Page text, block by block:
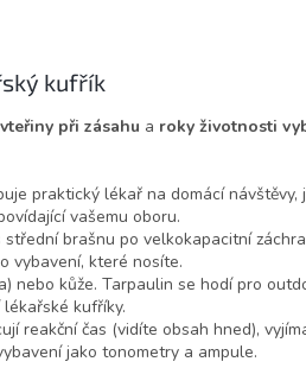
l
d
í
p
r
v
k
y
v
ý
kufřík
vteřiny při zásahu a roky životnosti
praktický lékař na domácí návštěvy,
vašemu oboru.
brašnu po velkokapacitní
vybavení, které nosíte.
nebo kůže. Tarpaulin se hodí pro
kufříky.
reakční čas (vidíte obsah hned),
jako tonometry a ampule.